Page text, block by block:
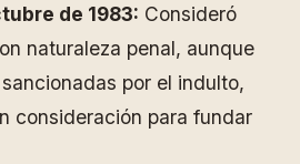
de 1983: Consideró
naturaleza penal, aunque
por el indulto,
consideración para fundar